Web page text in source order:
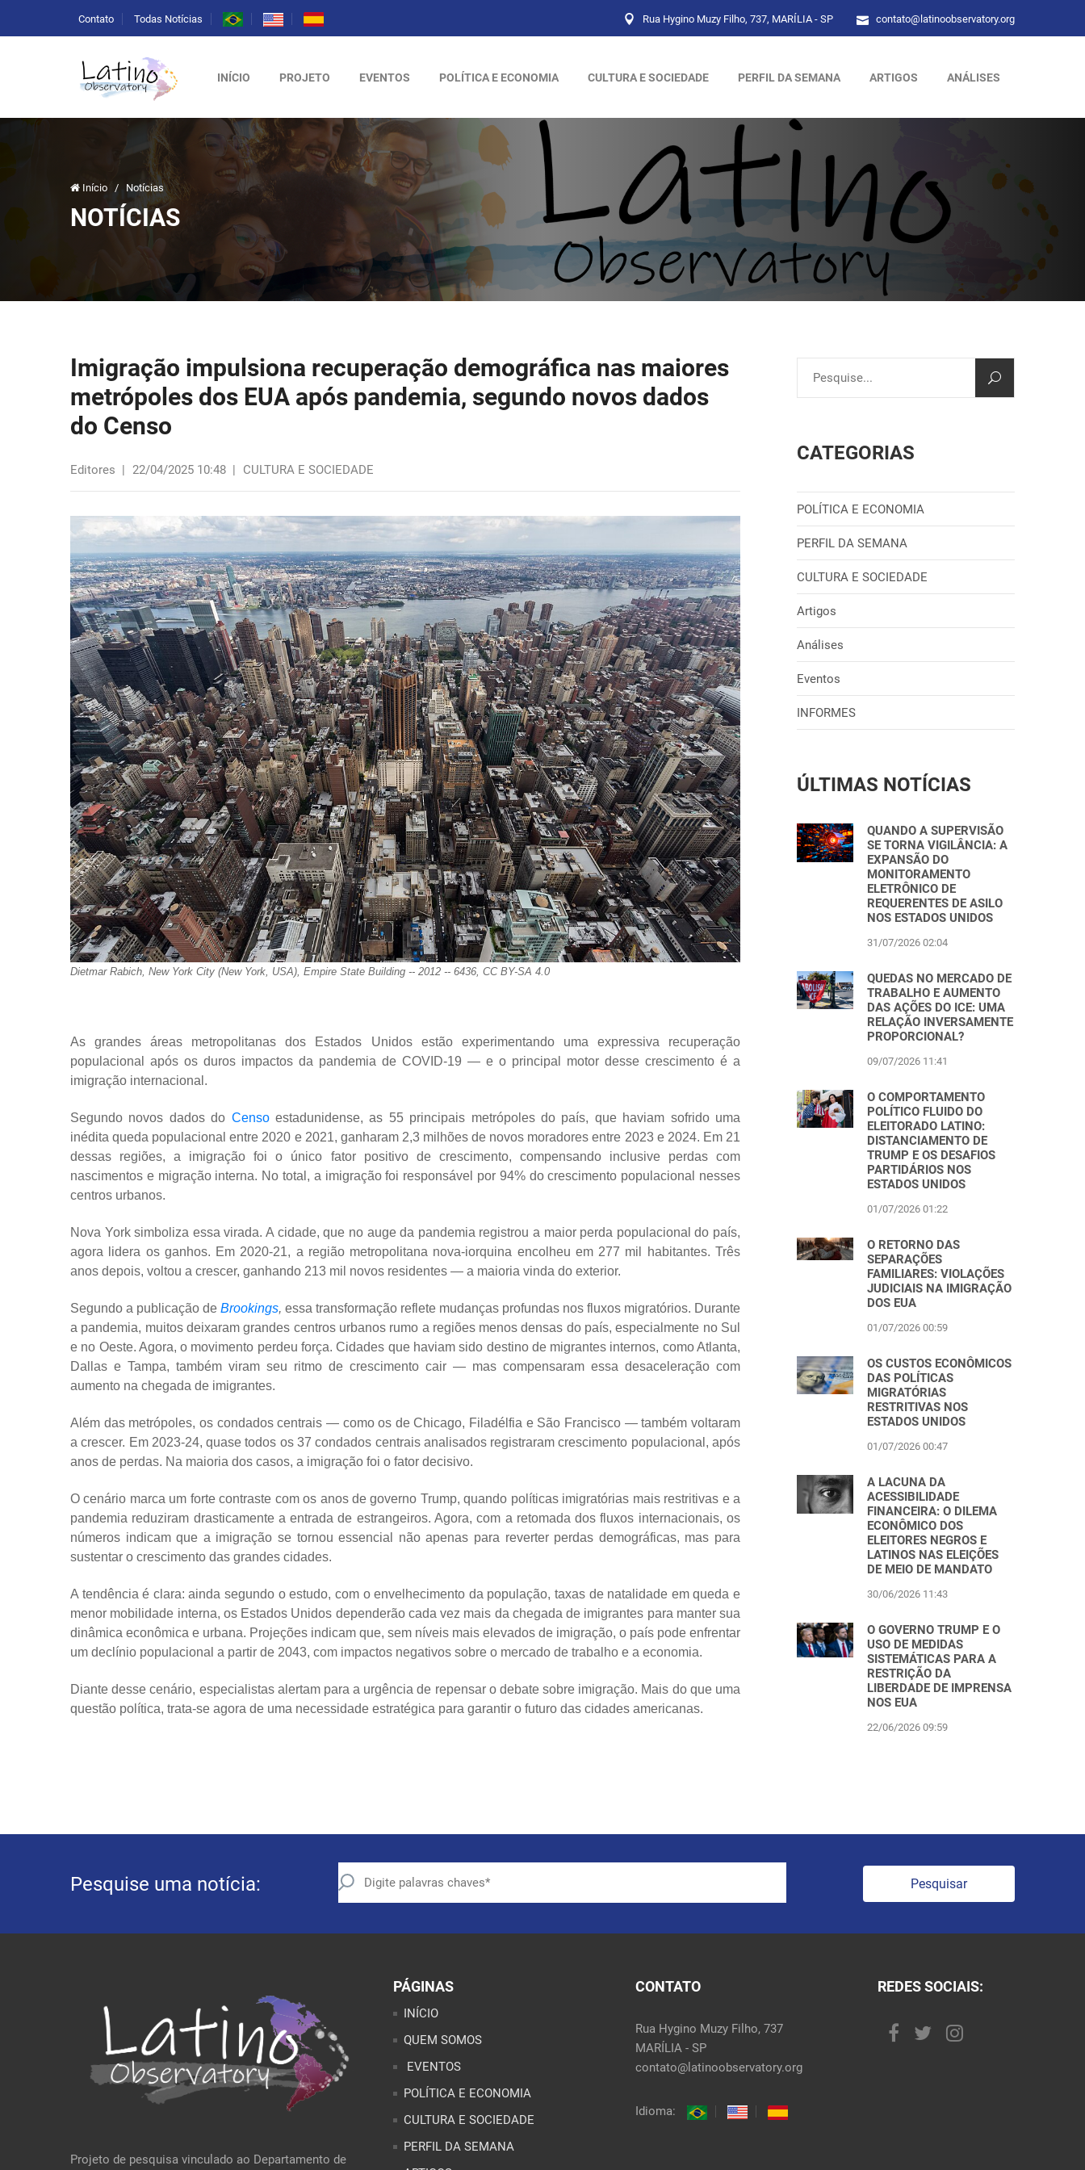
Contato Todas Notícias Rua Hygino Muzy Filho, 737, MARÍLIA - SP contato@latinoobservatory.org
INÍCIO PROJETO EVENTOS POLÍTICA E ECONOMIA CULTURA E SOCIEDADE PERFIL DA SEMANA ARTIGOS ANÁLISES
Início / Notícias
NOTÍCIAS
Imigração impulsiona recuperação demográfica nas maiores
metrópoles dos EUA após pandemia, segundo novos dados
do Censo
Editores | 22/04/2025 10:48 | CULTURA E SOCIEDADE
Dietmar Rabich, New York City (New York, USA), Empire State Building -- 2012 -- 6436, CC BY-SA 4.0
As grandes áreas metropolitanas dos Estados Unidos estão experimentando uma expressiva recuperação
populacional após os duros impactos da pandemia de COVID-19 — e o principal motor desse crescimento é a
imigração internacional.
Segundo novos dados do Censoestadunidense, as 55 principais metrópoles do país, que haviam sofrido uma
inédita queda populacional entre 2020 e 2021, ganharam 2,3 milhões de novos moradores entre 2023 e 2024. Em 21
dessas regiões, a imigração foi o único fator positivo de crescimento, compensando inclusive perdas com
nascimentos e migração interna. No total, a imigração foi responsável por 94% do crescimento populacional nesses
centros urbanos.
Nova York simboliza essa virada. A cidade, que no auge da pandemia registrou a maior perda populacional do país,
agora lidera os ganhos. Em 2020-21, a região metropolitana nova-iorquina encolheu em 277 mil habitantes. Três
anos depois, voltou a crescer, ganhando 213 mil novos residentes — a maioria vinda do exterior.
Segundo a publicação de Brookings, essa transformação reflete mudanças profundas nos fluxos migratórios. Durante
a pandemia, muitos deixaram grandes centros urbanos rumo a regiões menos densas do país, especialmente no Sul
e no Oeste. Agora, o movimento perdeu força. Cidades que haviam sido destino de migrantes internos, como Atlanta,
Dallas e Tampa, também viram seu ritmo de crescimento cair — mas compensaram essa desaceleração com
aumento na chegada de imigrantes.
Além das metrópoles, os condados centrais — como os de Chicago, Filadélfia e São Francisco — também voltaram
a crescer. Em 2023-24, quase todos os 37 condados centrais analisados registraram crescimento populacional, após
anos de perdas. Na maioria dos casos, a imigração foi o fator decisivo.
O cenário marca um forte contraste com os anos de governo Trump, quando políticas imigratórias mais restritivas e a
pandemia reduziram drasticamente a entrada de estrangeiros. Agora, com a retomada dos fluxos internacionais, os
números indicam que a imigração se tornou essencial não apenas para reverter perdas demográficas, mas para
sustentar o crescimento das grandes cidades.
A tendência é clara: ainda segundo o estudo, com o envelhecimento da população, taxas de natalidade em queda e
menor mobilidade interna, os Estados Unidos dependerão cada vez mais da chegada de imigrantes para manter sua
dinâmica econômica e urbana. Projeções indicam que, sem níveis mais elevados de imigração, o país pode enfrentar
um declínio populacional a partir de 2043, com impactos negativos sobre o mercado de trabalho e a economia.
Diante desse cenário, especialistas alertam para a urgência de repensar o debate sobre imigração. Mais do que uma
questão política, trata-se agora de uma necessidade estratégica para garantir o futuro das cidades americanas.
CATEGORIAS
POLÍTICA E ECONOMIA
PERFIL DA SEMANA
CULTURA E SOCIEDADE
Artigos
Análises
Eventos
INFORMES
ÚLTIMAS NOTÍCIAS
QUANDO A SUPERVISÃO
SE TORNA VIGILÂNCIA: A
EXPANSÃO DO
MONITORAMENTO
ELETRÔNICO DE
REQUERENTES DE ASILO
NOS ESTADOS UNIDOS
31/07/2026 02:04
QUEDAS NO MERCADO DE
TRABALHO E AUMENTO
DAS AÇÕES DO ICE: UMA
RELAÇÃO INVERSAMENTE
PROPORCIONAL?
09/07/2026 11:41
O COMPORTAMENTO
POLÍTICO FLUIDO DO
ELEITORADO LATINO:
DISTANCIAMENTO DE
TRUMP E OS DESAFIOS
PARTIDÁRIOS NOS
ESTADOS UNIDOS
01/07/2026 01:22
O RETORNO DAS
SEPARAÇÕES
FAMILIARES: VIOLAÇÕES
JUDICIAIS NA IMIGRAÇÃO
DOS EUA
01/07/2026 00:59
OS CUSTOS ECONÔMICOS
DAS POLÍTICAS
MIGRATÓRIAS
RESTRITIVAS NOS
ESTADOS UNIDOS
01/07/2026 00:47
A LACUNA DA
ACESSIBILIDADE
FINANCEIRA: O DILEMA
ECONÔMICO DOS
ELEITORES NEGROS E
LATINOS NAS ELEIÇÕES
DE MEIO DE MANDATO
30/06/2026 11:43
O GOVERNO TRUMP E O
USO DE MEDIDAS
SISTEMÁTICAS PARA A
RESTRIÇÃO DA
LIBERDADE DE IMPRENSA
NOS EUA
22/06/2026 09:59
Pesquise uma notícia: Pesquisar
Projeto de pesquisa vinculado ao Departamento de
PÁGINAS
INÍCIO
QUEM SOMOS
EVENTOS
POLÍTICA E ECONOMIA
CULTURA E SOCIEDADE
PERFIL DA SEMANA
CONTATO
Rua Hygino Muzy Filho, 737
MARÍLIA - SP
contato@latinoobservatory.org
Idioma:
REDES SOCIAIS: